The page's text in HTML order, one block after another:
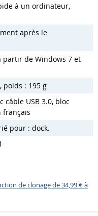
à un ordinateur,
après le
partir de Windows 7 et
poids : 195 g
USB 3.0, bloc
français
pour : dock.
de clonage de 34,99 € à